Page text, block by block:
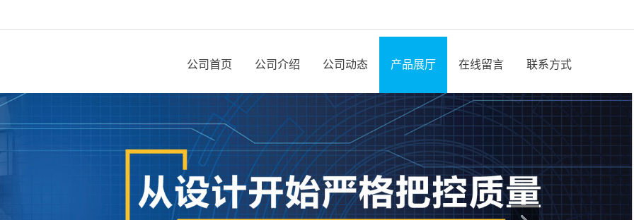
公司首页 公司介绍 公司动态 产品展厅 在线留言 联系方式